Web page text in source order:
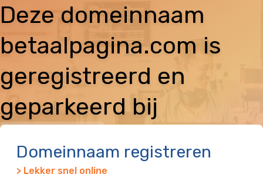
Deze domeinnaam
betaalpagina.com is
geregistreerd en
geparkeerd bij
Domeinnaam registreren
> Lekker snel online